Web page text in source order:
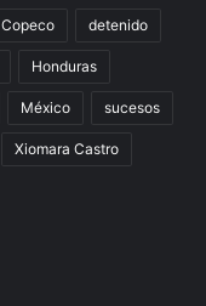
Copeco detenido
Honduras
México sucesos
Xiomara Castro